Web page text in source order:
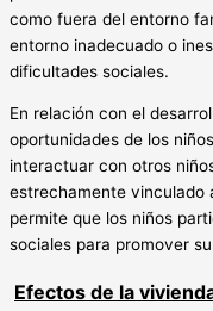
como fuera del entorno
entorno inadecuado o
dificultades sociales.
En relación con el
oportunidades de los
interactuar con otros
estrechamente vinculado
permite que los niños
sociales para promover
Efectos de la